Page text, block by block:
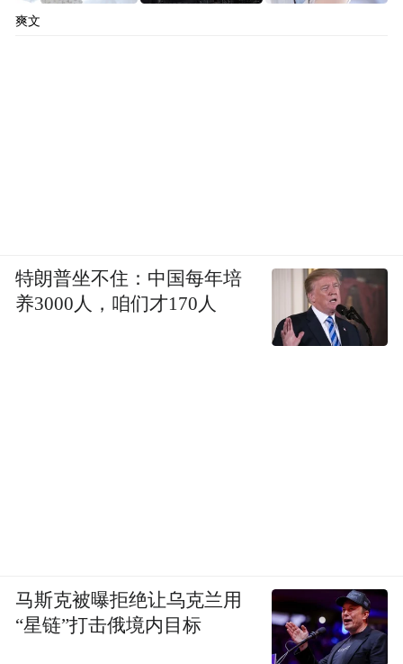
爽文
特朗普坐不住：中国每年培
养3000人，咱们才170人
马斯克被曝拒绝让乌克兰用
“星链”打击俄境内目标